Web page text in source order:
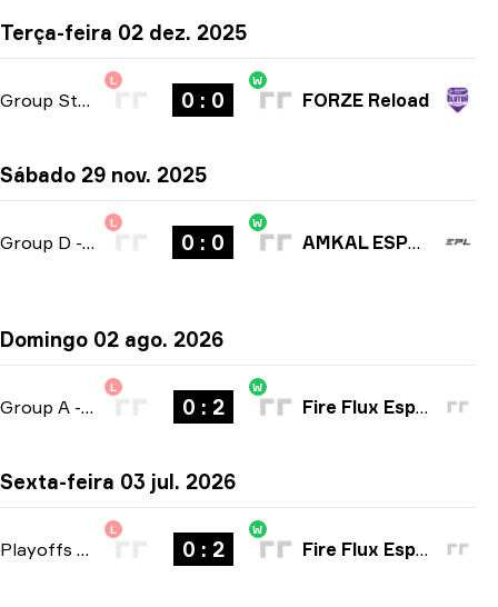
Terça-feira 02 dez. 2025
Group Stage
L
0 : 0
W
FORZE Reload
Sábado 29 nov. 2025
Group D - bo3
L
0 : 0
W
AMKAL ESPORTS
Domingo 02 ago. 2026
Group A - bo3
L
0 : 2
W
Fire Flux Esports
Sexta-feira 03 jul. 2026
Playoffs
L
0 : 2
W
Fire Flux Esports